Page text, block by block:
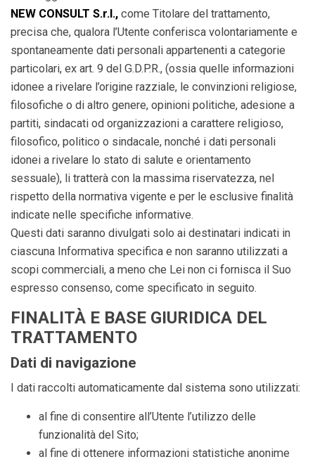
NEW CONSULT S.r.l., come Titolare del trattamento,
precisa che, qualora l’Utente conferisca volontariamente e
spontaneamente dati personali appartenenti a categorie
particolari, ex art. 9 del G.D.P.R., (ossia quelle informazioni
idonee a rivelare l’origine razziale, le convinzioni religiose,
filosofiche o di altro genere, opinioni politiche, adesione a
partiti, sindacati od organizzazioni a carattere religioso,
filosofico, politico o sindacale, nonché i dati personali
idonei a rivelare lo stato di salute e orientamento
sessuale), li tratterà con la massima riservatezza, nel
rispetto della normativa vigente e per le esclusive finalità
indicate nelle specifiche informative.
Questi dati saranno divulgati solo ai destinatari indicati in
ciascuna Informativa specifica e non saranno utilizzati a
scopi commerciali, a meno che Lei non ci fornisca il Suo
espresso consenso, come specificato in seguito.
FINALITÀ E BASE GIURIDICA DEL
TRATTAMENTO
Dati di navigazione
I dati raccolti automaticamente dal sistema sono utilizzati:
al fine di consentire all’Utente l’utilizzo delle
funzionalità del Sito;
al fine di ottenere informazioni statistiche anonime